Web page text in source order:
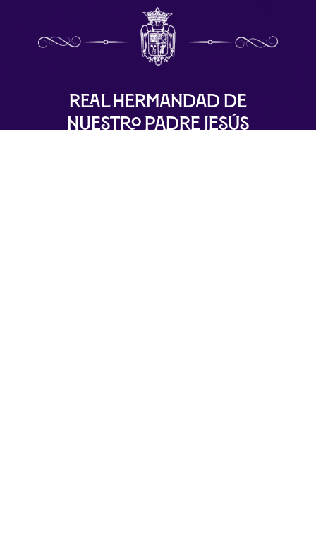
Real Hermandad de
Nuestro Padre Jesús